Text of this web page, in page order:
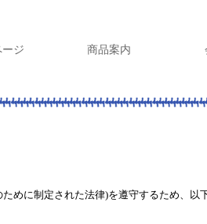
ージ 商品案内
めに制定された法律)を遵守するため、以